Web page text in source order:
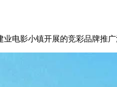
电影小镇开展的竞彩品牌推广